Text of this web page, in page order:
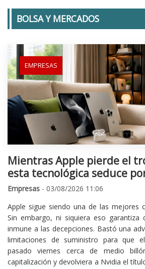
BOLSA Y MERCADOS
EMPRESAS
Mientras Apple pierde el
esta tecnológica seduce
Empresas - 03/08/2026 11:06
Apple sigue siendo una de las mejores
Sin embargo, ni siquiera eso garantiza
inmune a las decepciones. Bastó una
limitaciones de suministro para que
pasado viernes cerca de medio
capitalización y devolviera a Nvidia el